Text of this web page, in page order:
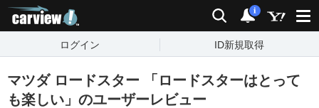
検索 通知
i
ログイン ID新規取得
マツダ ロードスター 「ロードスターはとって
も楽しい」のユーザーレビュー